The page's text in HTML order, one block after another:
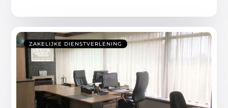
ZAKELIJKE DIENSTVERLENING